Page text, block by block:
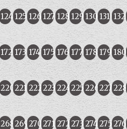
124 125 126 127 128 129130 131 132
172 173 174 175 176 177 178 179 180
220221 222223 224225226227228
268269270271 272273274275276